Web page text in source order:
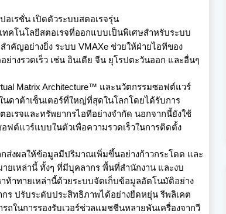
อเรชั่น เปิดตัวระบบสตอเรจรุ่น
ทคโนโลยีสตอเรจที่ออกแบบเป็นพิเศษสำหรับระบบ
ำคัญอย่างยิ่ง ระบบ VMAXe ช่วยให้ฝ่ายไอทีของ
ย่างรวดเร็ว เช่น อินเดีย จีน ยุโรปตะวันออก และอื่นๆ
Matrix Architecture™ และนวัตกรรมซอฟต์แวร์
ดาต้าเซ็นเตอร์ที่ใหญ่ที่สุดในโลกโดยได้รับการ
อเรจและทรัพยากรไอทีอย่างจำกัด นอกจากนี้ยังใช้
ฟต์แวร์แบบในตัวเพื่อความรวดเร็วในการติดตั้ง
กส่งผลให้ข้อมูลมีปริมาณเพิ่มขึ้นอย่างก้าวกระโดด และ
ยเหล่านี้ ทั้งๆ ที่มีบุคลากร พื้นที่สำนักงาน และงบ
ท้าทายเหล่านี้ด้วยระบบจัดเก็บข้อมูลอัตโนมัติอย่าง
กร ปรับระดับประสิทธิภาพได้อย่างยืดหยุ่น รีพลิเคต
ถในการรองรับเวอร์ช่วลแมชชีนหลายพันเครื่องจากวี